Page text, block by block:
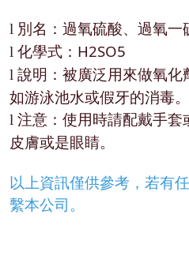
l 別名：過氧硫酸、過氧一
l 化學式：H2SO5
l 說明：被廣泛用來做氧
如游泳池水或假牙的消毒。
l 注意：使用時請配戴手
皮膚或是眼睛。
以上資訊僅供參考，若有
繫本公司。